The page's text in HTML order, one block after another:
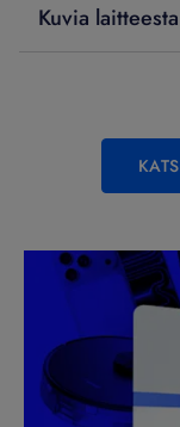
Kuvia laitteesta